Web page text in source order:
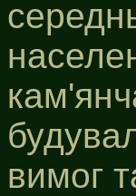
вимог